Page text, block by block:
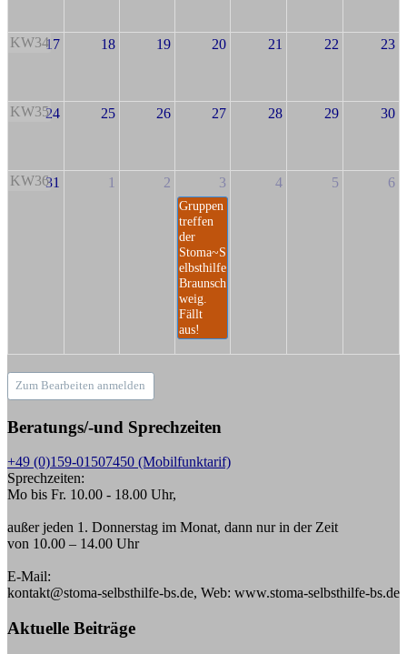
KW3417 18 19 20 21 22 23
KW3524 25 26 27 28 29 30
KW3631 1 2 3
Gruppen
treffen
der
Stoma~S
elbsthilfe
Braunsch
weig.
Fällt
aus!
4 5 6
Zum Bearbeiten anmelden
Beratungs/-und Sprechzeiten
+49 (0)159-01507450 (Mobilfunktarif)
Sprechzeiten:
Mo bis Fr. 10.00 - 18.00 Uhr,
außer jeden 1. Donnerstag im Monat, dann nur in der Zeit
von 10.00 – 14.00 Uhr
E-Mail:
kontakt@stoma-selbsthilfe-bs.de, Web: www.stoma-selbsthilfe-bs.de
Aktuelle Beiträge